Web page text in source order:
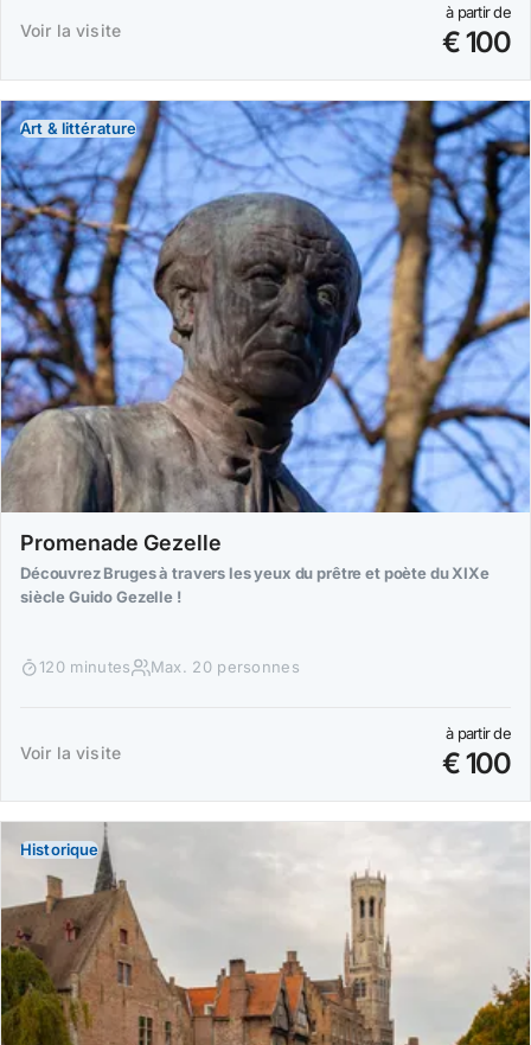
Voir la visite
à partir de
€ 100
Art & littérature
Promenade Gezelle
Découvrez Bruges à travers les yeux du prêtre et poète du XIXe
siècle Guido Gezelle !
120 minutes Max. 20 personnes
Voir la visite
à partir de
€ 100
Historique